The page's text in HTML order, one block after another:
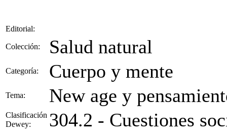
Editorial:
Colección: Salud natural
Categoría: Cuerpo y mente
Tema: New age y
Clasificación
Dewey:
304.2 - Cuestiones